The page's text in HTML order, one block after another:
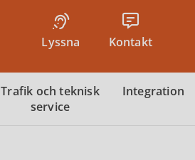
Lyssna Kontakt
Trafik och teknisk
service
Integration